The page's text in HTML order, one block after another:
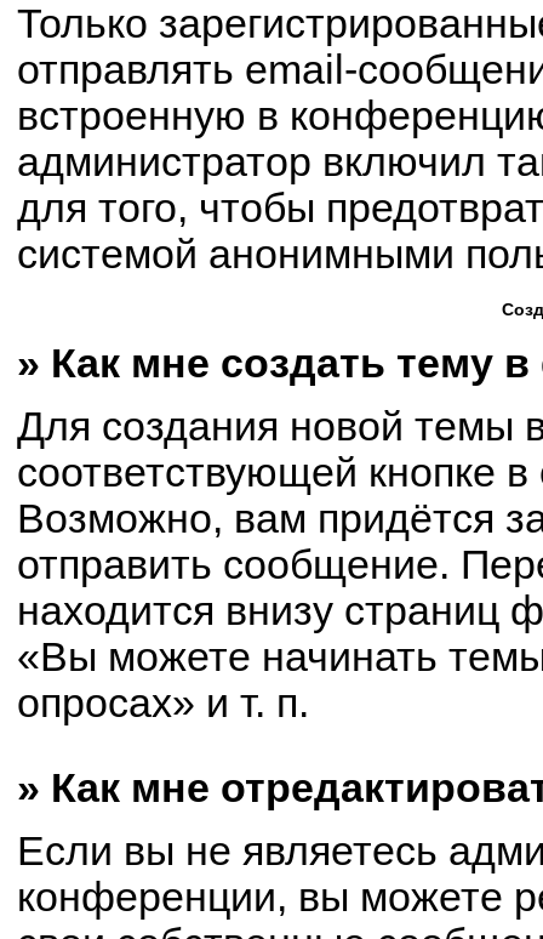
Только
отправлять email-
встроенную в
администратор включил
для того, чтобы
системой анонимными
» Как мне создать тему
Для создания новой темы
соответствующей кнопке
Возможно, вам придётся
отправить сообщение.
находится внизу
«Вы можете начинать
опросах» и т. п.
» Как мне
Если вы не являетесь
конференции, вы можете